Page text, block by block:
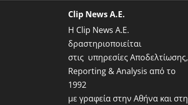
Clip News A.E.
Η Clip News A.E.
δραστηριοποιείται
στις υπηρεσίες Αποδελτίωσης,
Reporting & Analysis από το
1992
με γραφεία στην Αθήνα και στη